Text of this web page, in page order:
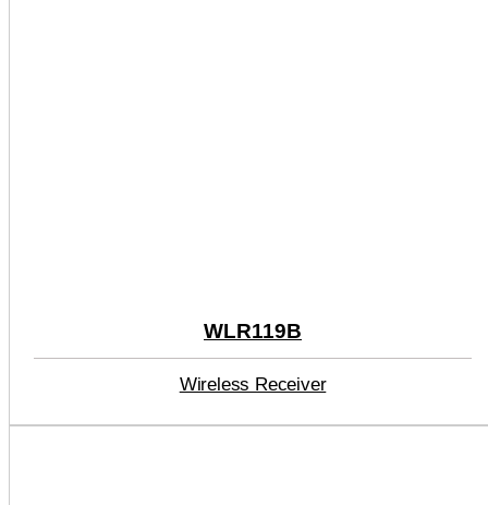
WLR119B
Wireless Receiver